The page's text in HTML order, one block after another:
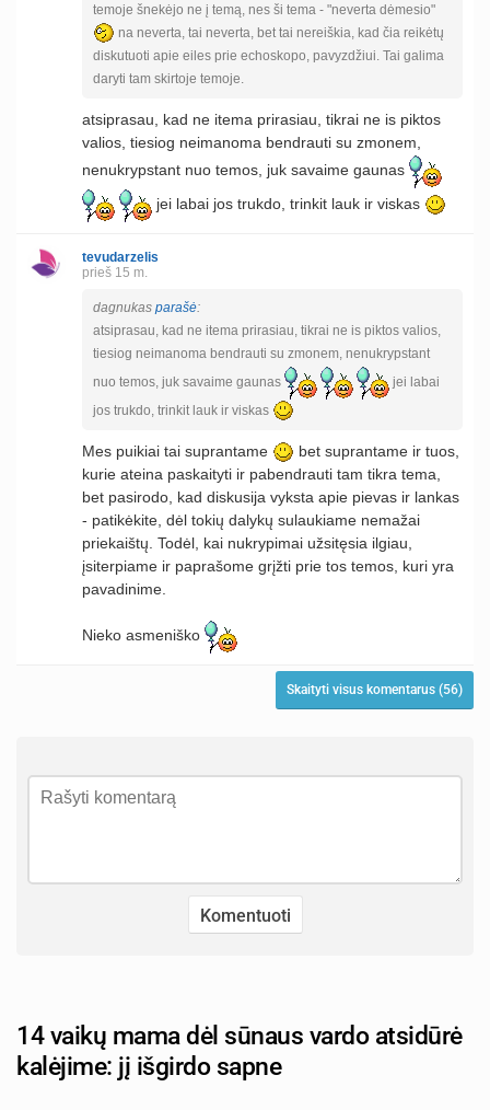
temoje šnekėjo ne į temą, nes ši tema - "neverta dėmesio"
na neverta, tai neverta, bet tai nereiškia, kad čia reikėtų
diskutuoti apie eiles prie echoskopo, pavyzdžiui. Tai galima
daryti tam skirtoje temoje.
atsiprasau, kad ne itema prirasiau, tikrai ne is piktos
valios, tiesiog neimanoma bendrauti su zmonem,
nenukrypstant nuo temos, juk savaime gaunas
jei labai jos trukdo, trinkit lauk ir viskas
tevudarzelis
prieš 15 m.
dagnukas parašė:
atsiprasau, kad ne itema prirasiau, tikrai ne is piktos valios,
tiesiog neimanoma bendrauti su zmonem, nenukrypstant
nuo temos, juk savaime gaunas
jei labai
jos trukdo, trinkit lauk ir viskas
Mes puikiai tai suprantame
bet suprantame ir tuos,
kurie ateina paskaityti ir pabendrauti tam tikra tema,
bet pasirodo, kad diskusija vyksta apie pievas ir lankas
- patikėkite, dėl tokių dalykų sulaukiame nemažai
priekaištų. Todėl, kai nukrypimai užsitęsia ilgiau,
įsiterpiame ir paprašome grįžti prie tos temos, kuri yra
pavadinime.
Nieko asmeniško
Skaityti visus komentarus (56)
14 vaikų mama dėl sūnaus vardo atsidūrė
kalėjime: jį išgirdo sapne